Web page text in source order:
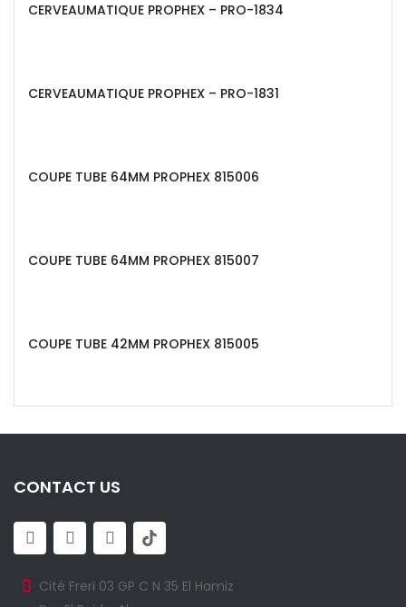
CERVEAUMATIQUE PROPHEX – PRO-1834
CERVEAUMATIQUE PROPHEX – PRO-1831
COUPE TUBE 64MM PROPHEX 815006
COUPE TUBE 64MM PROPHEX 815007
COUPE TUBE 42MM PROPHEX 815005
CONTACT US
Cité Freri 03 GP C N 35 El Hamiz